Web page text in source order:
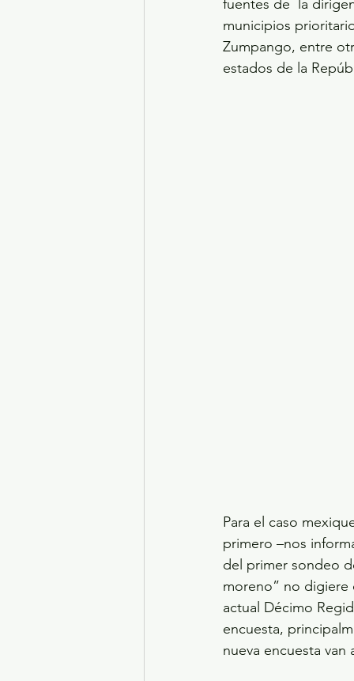
fuentes de  la
municipios
Zumpango, entre
estados de la
Para el caso
primero –nos
del primer sondeo
moreno” no digiere
actual Décimo
encuesta,
nueva encuesta